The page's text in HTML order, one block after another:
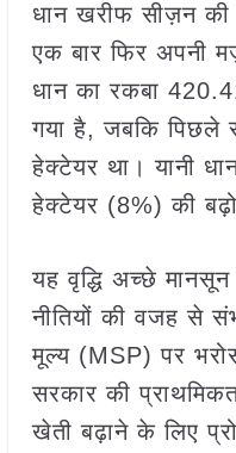
धान खरीफ सीज़न
एक बार फिर अपनी
धान का रकबा
गया है, जबकि पिछले
हेक्टेयर था। यानी
हेक्टेयर (8%) की
यह वृद्धि अच्छे
नीतियों की वजह से
मूल्य (MSP) पर
सरकार की
खेती बढ़ाने के लिए